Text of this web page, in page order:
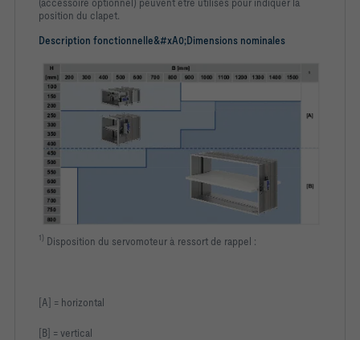
Description fonctionnelle&#xA0;Dimensions nominales
1) Disposition du servomoteur à ressort de rappel :
[A] = horizontal
[B] = vertical
(accessoire optionnel) peuvent être utilisés pour indiquer la
position du clapet.